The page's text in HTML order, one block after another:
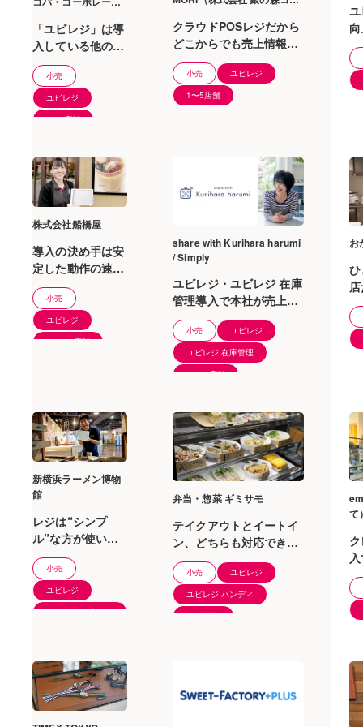
「ユビレジ」は導
入している他のシ
ステムとの親和性
も高く、大きなト
ラブルも一度もあ
りません 導入前
小売
ユビレジ
1〜5店舗
クラウドPOSレジだから
どこからでも売上情報に
アクセスできる。365日
稼働している私たちにと
って「ユビレジ」は…
小売
ユビレジ
1〜5店舗
株式会社船橋屋
導入の決め手は安
定した動作の速さ
と軽さでした
小売
ユビレジ
21〜50店舗
share with Kurihara harumi
/ Simply
ユビレジ・ユビレジ 在庫
管理導⼊で本社が売上・
在庫数を⼀括管理！店舗
は接客に集中できます
小売
ユビレジ
ユビレジ 在庫管理
6〜20店舗
お
新横浜ラーメン博物
館
レジは“シンプ
ル”な方が使いや
すくて管理も楽だ
と、ユビレジが実
感させてくれまし
た
小売
ユビレジ
ユビレジ 在庫管理
弁当・惣菜 ギミサモ
テイクアウトとイートイ
ン、どちらも対応できる
柔軟なユビレジに魅力を
感じました。
小売
ユビレジ
ユビレジ ハンディ
1〜5店舗
て